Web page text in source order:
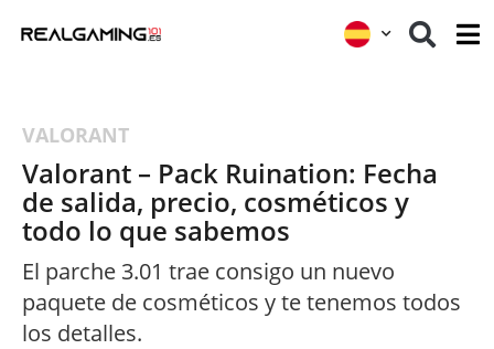
VALORANT
Valorant – Pack Ruination: Fecha
de salida, precio, cosméticos y
todo lo que sabemos
El parche 3.01 trae consigo un nuevo
paquete de cosméticos y te tenemos todos
los detalles.